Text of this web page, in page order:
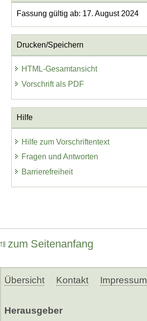
Fassung gültig ab: 17. August 2024
Drucken/Speichern
HTML-Gesamtansicht
Vorschrift als PDF
Hilfe
Hilfe zum Vorschriftentext
Fragen und Antworten
Barrierefreiheit
zum Seitenanfang
Übersicht Kontakt Impressum
Herausgeber